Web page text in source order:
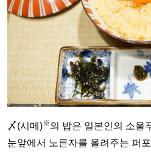
〆(시메)※의 밥은 일본인의 소울
눈앞에서 노른자를 올려주는 퍼